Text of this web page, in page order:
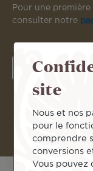
Pour une
consulter notre
Saisissez votre
site
Nous et nos
pour le
comprendre
conversions
Vous pouvez